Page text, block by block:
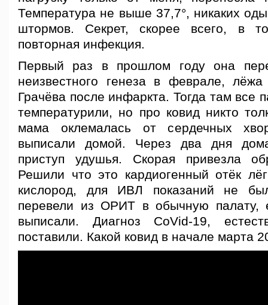
Температура не выше 37,7°, никаких
штормов. Секрет, скорее всего, в
повторная инфекция.
Первый раз в прошлом году она
неизвестного генеза в феврале,
Грачёва после инфаркта. Тогда там все
температурили, но про ковид никто
мама оклемалась от сердечных
выписали домой. Через два дня
приступ удушья. Скорая привезла
Решили что это кардиогенный отёк
кислород, для ИВЛ показаний не
перевели из ОРИТ в обычную палату,
выписали. Диагноз CoVid-19,
поставили. Какой ковид в начале марта